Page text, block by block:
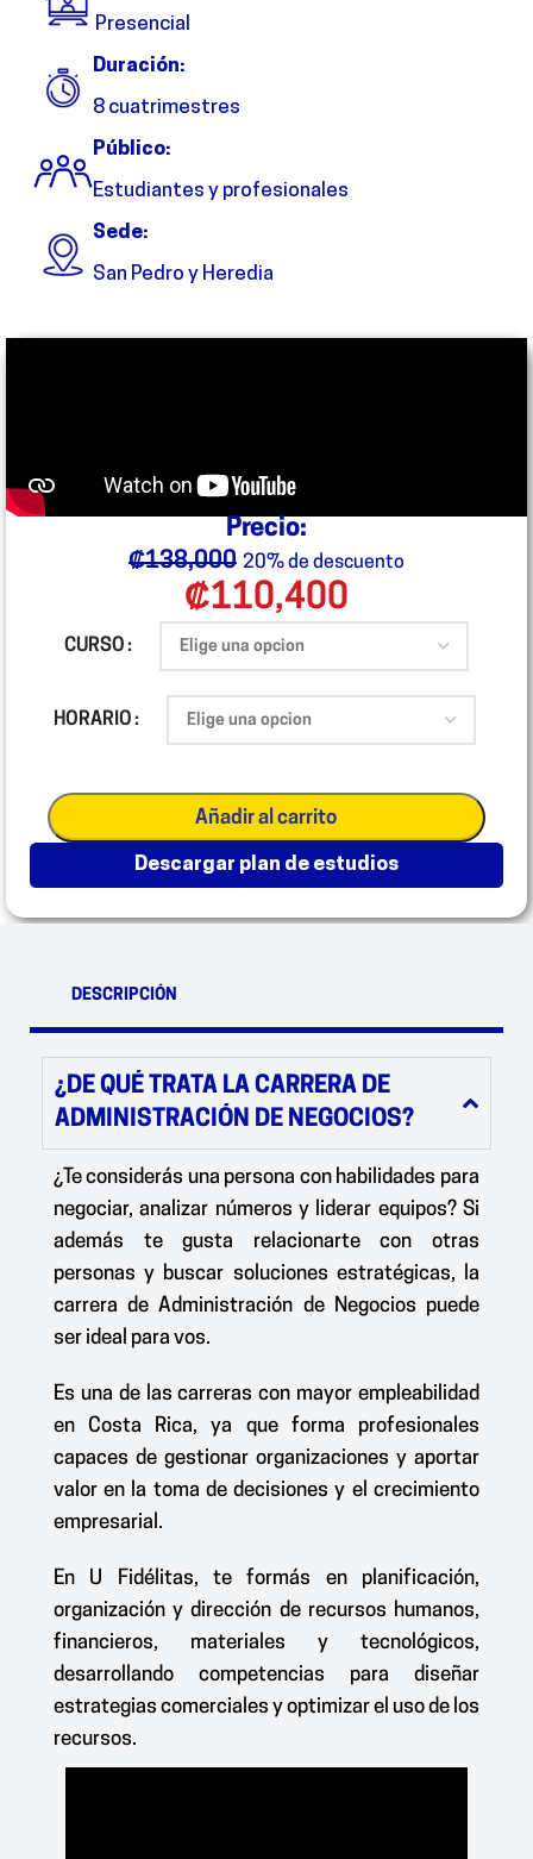
Presencial
Duración:
8 cuatrimestres
Público:
Estudiantes y profesionales
Sede:
San Pedro y Heredia
Precio:
₡138,000 20% de descuento
₡110,400
CURSO
HORARIO
Añadir al carrito
descargar plan de estudios
DESCRIPCIÓN
¿DE QUÉ TRATA LA CARRERA DE
ADMINISTRACIÓN DE NEGOCIOS?
¿Te considerás una persona con habilidades para
negociar, analizar números y liderar equipos? Si
además te gusta relacionarte con otras
personas y buscar soluciones estratégicas, la
carrera deAdministración de Negocios puede
ser ideal para vos.
Es una de las carreras con mayor empleabilidad
en Costa Rica, ya que forma profesionales
capaces de gestionar organizaciones y aportar
valor en la toma de decisiones y el crecimiento
empresarial.
En U Fidélitas, te formás en planificación,
organización y dirección de recursos humanos,
financieros, materiales y tecnológicos,
desarrollando competencias para diseñar
estrategias comerciales y optimizar el uso de los
recursos.